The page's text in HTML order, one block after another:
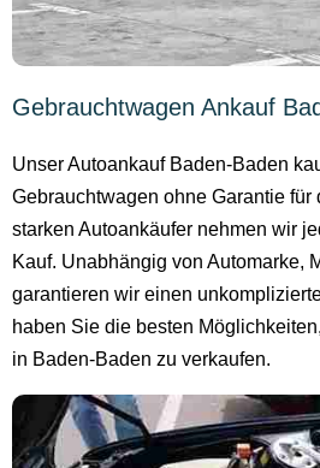
Gebrauchtwagen Ankauf
Unser Autoankauf Baden-Baden
Gebrauchtwagen ohne Garantie für
starken Autoankäufer nehmen wir
Kauf. Unabhängig von Automarke,
garantieren wir einen
haben Sie die besten
in Baden-Baden zu verkaufen.